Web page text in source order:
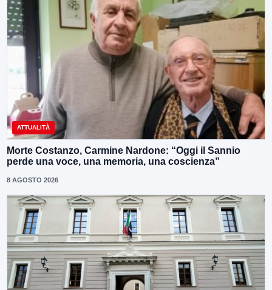
ATTUALITÀ
Morte Costanzo, Carmine Nardone: “Oggi il Sannio
perde una voce, una memoria, una coscienza”
8 AGOSTO 2026